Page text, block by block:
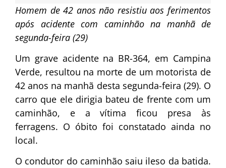
Homem de 42 anos não resistiu aos ferimentos
após acidente com caminhão na manhã de
segunda-feira (29)
Um grave acidente na BR-364, em Campina
Verde, resultou na morte de um motorista de
42 anos na manhã desta segunda-feira (29). O
carro que ele dirigia bateu de frente com um
caminhão, e a vítima ficou presa às
ferragens. O óbito foi constatado ainda no
local.
O condutor do caminhão saiu ileso da batida.